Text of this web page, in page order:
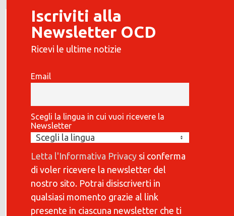
Iscriviti alla
Newsletter OCD
Ricevi le ultime notizie
Email
Scegli la lingua in cui vuoi ricevere la
Newsletter
Letta l'Informativa Privacysi conferma
di voler ricevere la newsletter del
nostro sito. Potrai disiscriverti in
qualsiasi momento grazie al link
presente in ciascuna newsletter che ti